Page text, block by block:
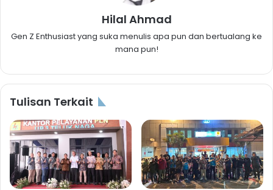
Hilal Ahmad
Gen Z Enthusiast yang suka menulis apa pun dan bertualang ke
mana pun!
Tulisan Terkait